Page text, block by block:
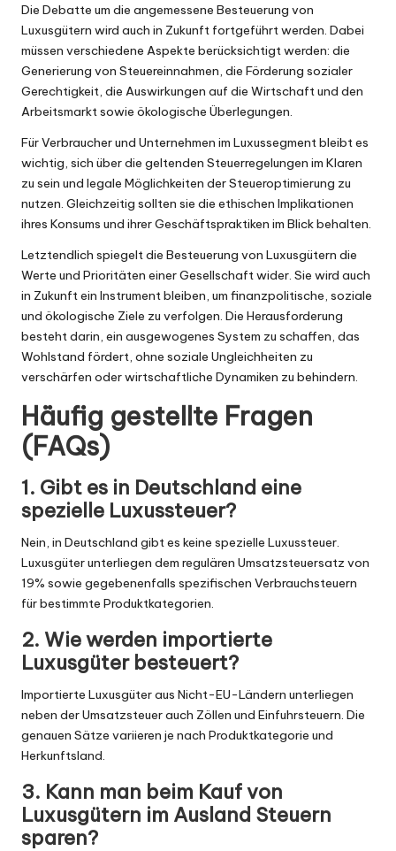
Die Debatte um die angemessene Besteuerung von
Luxusgütern wird auch in Zukunft fortgeführt werden. Dabei
müssen verschiedene Aspekte berücksichtigt werden: die
Generierung von Steuereinnahmen, die Förderung sozialer
Gerechtigkeit, die Auswirkungen auf die Wirtschaft und den
Arbeitsmarkt sowie ökologische Überlegungen.
Für Verbraucher und Unternehmen im Luxussegment bleibt es
wichtig, sich über die geltenden Steuerregelungen im Klaren
zu sein und legale Möglichkeiten der Steueroptimierung zu
nutzen. Gleichzeitig sollten sie die ethischen Implikationen
ihres Konsums und ihrer Geschäftspraktiken im Blick behalten.
Letztendlich spiegelt die Besteuerung von Luxusgütern die
Werte und Prioritäten einer Gesellschaft wider. Sie wird auch
in Zukunft ein Instrument bleiben, um finanzpolitische, soziale
und ökologische Ziele zu verfolgen. Die Herausforderung
besteht darin, ein ausgewogenes System zu schaffen, das
Wohlstand fördert, ohne soziale Ungleichheiten zu
verschärfen oder wirtschaftliche Dynamiken zu behindern.
Häufig gestellte Fragen
(FAQs)
1. Gibt es in Deutschland eine
spezielle Luxussteuer?
Nein, in Deutschland gibt es keine spezielle Luxussteuer.
Luxusgüter unterliegen dem regulären Umsatzsteuersatz von
19% sowie gegebenenfalls spezifischen Verbrauchsteuern
für bestimmte Produktkategorien.
2. Wie werden importierte
Luxusgüter besteuert?
Importierte Luxusgüter aus Nicht-EU-Ländern unterliegen
neben der Umsatzsteuer auch Zöllen und Einfuhrsteuern. Die
genauen Sätze variieren je nach Produktkategorie und
Herkunftsland.
3. Kann man beim Kauf von
Luxusgütern im Ausland Steuern
sparen?